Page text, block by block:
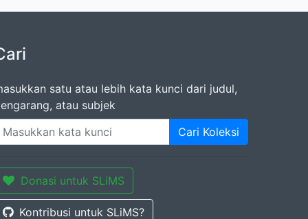
satu atau lebih kata kunci dari judul,
atau subjek
Cari Koleksi
Donasi untuk SLiMS
Kontribusi untuk SLiMS?